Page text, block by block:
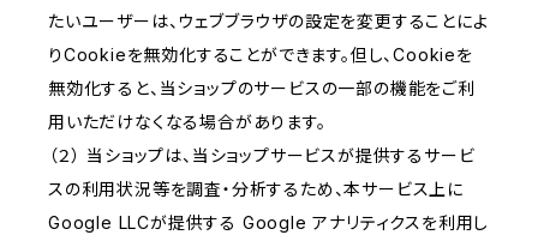
たいユーザーは、ウェブブラウザの設定を変更することによ
りCookieを無効化することができます。但し、Cookieを
無効化すると、当ショップのサービスの一部の機能をご利
用いただけなくなる場合があります。
（２） 当ショップは、当ショップサービスが提供するサービ
スの利用状況等を調査・分析するため、本サービス上に
Google LLCが提供する Google アナリティクスを利用し